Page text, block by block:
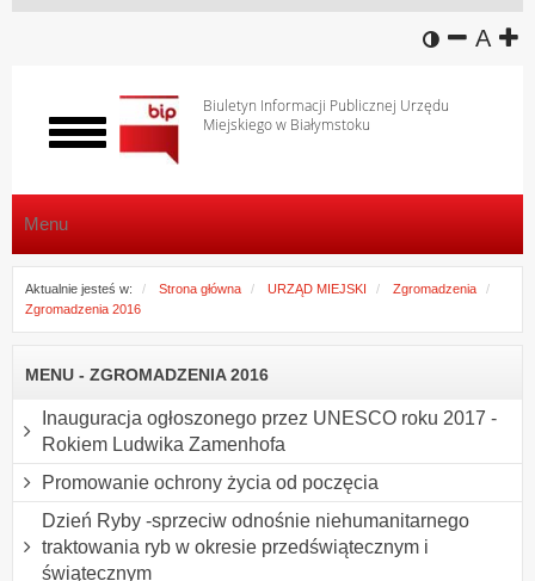
wersja
A
Biuletyn Informacji Publicznej Urzędu
Miejskiego w Białymstoku
Włącz
menu
Menu
Aktualnie jesteś w: Strona główna URZĄD MIEJSKI
Zgromadzenia
Zgromadzenia 2016
MENU - ZGROMADZENIA 2016
Inauguracja ogłoszonego przez UNESCO roku 2017 -
Rokiem Ludwika Zamenhofa
Promowanie ochrony życia od poczęcia
Dzień Ryby -sprzeciw odnośnie niehumanitarnego
traktowania ryb w okresie przedświątecznym i
świątecznym